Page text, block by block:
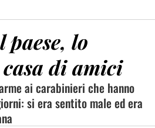
paese, lo
di amici
ai carabinieri che hanno
si era sentito male ed era